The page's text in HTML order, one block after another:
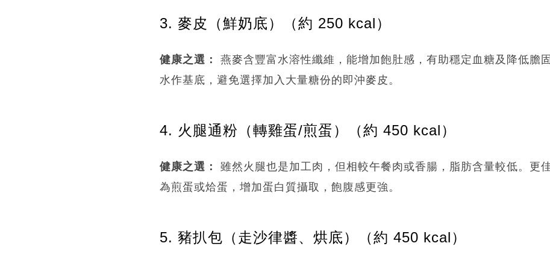
3. 麥皮（鮮奶底）（約 250 kcal）
健康之選：
燕麥含豐富水溶性纖維，能增加飽肚感，有助穩定血糖及降低膽
水作基底，避免選擇加入大量糖份的即沖麥皮。
4. 火腿通粉（轉雞蛋/煎蛋）（約 450 kcal）
健康之選：
雖然火腿也是加工肉，但相較午餐肉或香腸，脂肪含量較低。更
為煎蛋或烚蛋，增加蛋白質攝取，飽腹感更強。
5. 豬扒包（走沙律醬、烘底）（約 450 kcal）